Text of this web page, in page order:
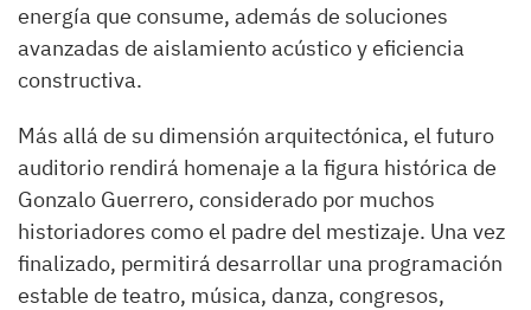
energía que consume, además de soluciones
avanzadas de aislamiento acústico y eficiencia
constructiva.
Más allá de su dimensión arquitectónica, el futuro
auditorio rendirá homenaje a la figura histórica de
Gonzalo Guerrero, considerado por muchos
historiadores como el padre del mestizaje. Una vez
finalizado, permitirá desarrollar una programación
estable de teatro, música, danza, congresos,